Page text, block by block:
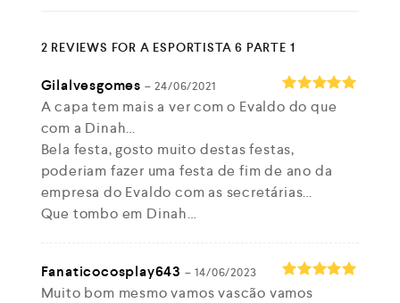
2 REVIEWS FOR A ESPORTISTA 6 PARTE 1
Rated5
Gilalvesgomes – 24/06/2021
A capa tem mais a ver com o Evaldo do que
com a Dinah…
Bela festa, gosto muito destas festas,
poderiam fazer uma festa de fim de ano da
empresa do Evaldo com as secretárias…
Que tombo em Dinah…
Rated
Fanaticocosplay643 – 14/06/2023
Muito bom mesmo vamos vascão vamos